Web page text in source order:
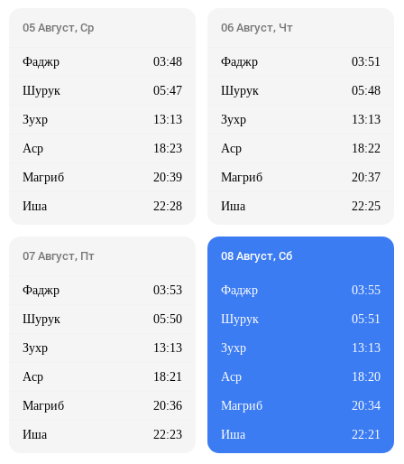
03:48
05:47
13:13
18:23
20:39
22:28
03:51
05:48
13:13
18:22
20:37
22:25
03:53
05:50
13:13
18:21
20:36
22:23
03:55
05:51
13:13
18:20
20:34
22:21